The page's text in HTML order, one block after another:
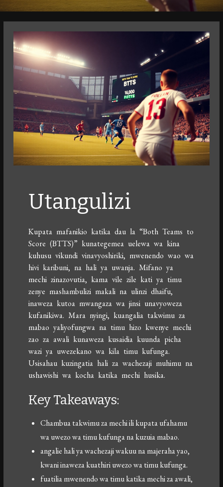
Utangulizi
Kupata mafanikio katika dau la “Both Teams to
Score (BTTS)” kunategemea uelewa wa kina
kuhusu vikundi vinavyoshiriki, mwenendo wao wa
hivi karibuni, na hali ya uwanja. Mifano ya
mechi zinazovutia, kama vile zile kati ya timu
zenye mashambulizi makali na ulinzi dhaifu,
inaweza kutoa mwangaza wa jinsi unavyoweza
kufanikiwa. Mara nyingi, kuangalia takwimu za
mabao yaliyofungwa na timu hizo kwenye mechi
zao za awali kunaweza kusaidia kuunda picha
wazi ya uwezekano wa kila timu kufunga.
Usisahau kuzingatia hali za wachezaji muhimu na
ushawishi wa kocha katika mechi husika.
Key Takeaways:
Chambua takwimu za mechi ili kupata ufahamu
wa uwezo wa timu kufunga na kuzuia mabao.
angalie hali ya wachezaji wakuu na majeraha yao,
kwani inaweza kuathiri uwezo wa timu kufunga.
fuatilia mwenendo wa timu katika mechi za awali,